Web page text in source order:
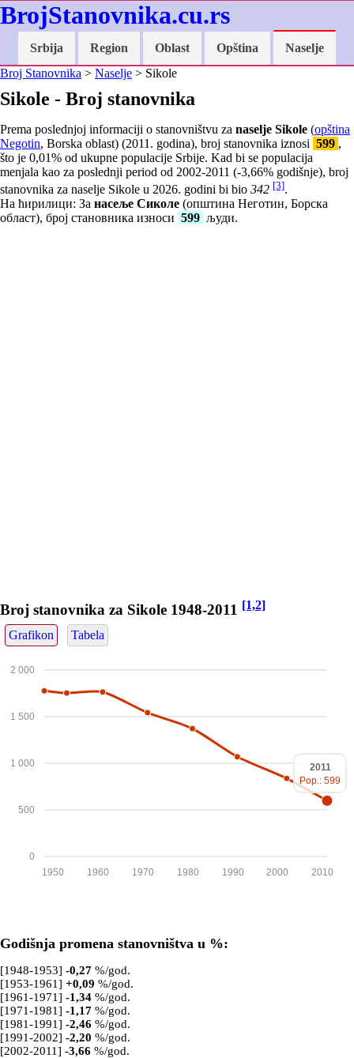
BrojStanovnika.cu.rs
Srbija Region Oblast Opština
Naselje
Broj Stanovnika > Naselje > Sikole
Sikole - Broj stanovnika
Prema poslednjoj informaciji o stanovništvu za naselje Sikole (opština
Negotin, Borska oblast) (2011. godina), broj stanovnika iznosi 599 ,
što je 0,01% od ukupne populacije Srbije. Kad bi se populacija
menjala kao za poslednji period od 2002-2011 (-3,66% godišnje), broj
stanovnika za naselje Sikole u 2026. godini bi bio 342 [3].
На ћирилици: За насеље Сиколе (општина Неготин, Борска
област), број становника износи 599 људи.
Broj stanovnika za Sikole 1948-2011 [1,2]
Grafikon Tabela
0
500
1 000
1 500
2 000
2010
2000
1990
1980
1970
1960
1950
2011
Pop.: 599
Godišnja promena stanovništva u %:
[1948-1953] -0,27 %/god.
[1953-1961] +0,09 %/god.
[1961-1971] -1,34 %/god.
[1971-1981] -1,17 %/god.
[1981-1991] -2,46 %/god.
[1991-2002] -2,20 %/god.
[2002-2011] -3,66 %/god.